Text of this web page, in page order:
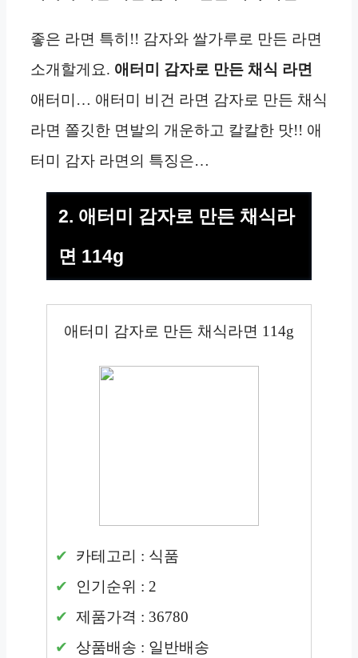
좋은 라면 특히!! 감자와 쌀가루로 만든 라면
소개할게요. 애터미 감자로 만든 채식 라면
애터미… 애터미 비건 라면 감자로 만든 채식
라면 쫄깃한 면발의 개운하고 칼칼한 맛!! 애
터미 감자 라면의 특징은…
2. 애터미 감자로 만든 채식라
면 114g
애터미 감자로 만든 채식라면 114g
카테고리 : 식품
인기순위 : 2
제품가격 : 36780
상품배송 : 일반배송